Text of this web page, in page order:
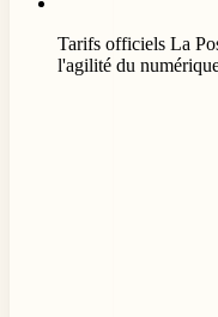
Tarifs officiels La
l'agilité du